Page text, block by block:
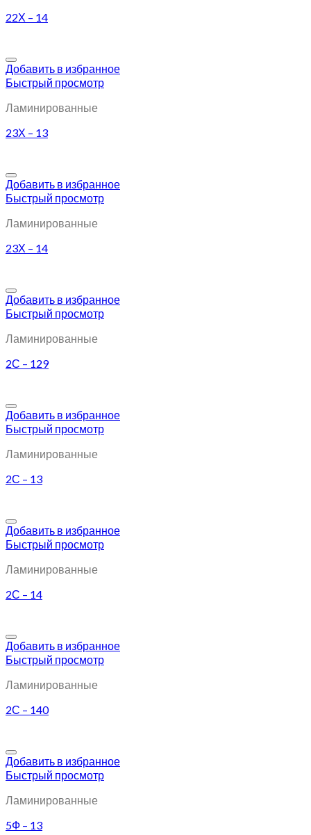
22Х – 14
Добавить в избранное
Быстрый просмотр
Ламинированные
23Х – 13
Добавить в избранное
Быстрый просмотр
Ламинированные
23Х – 14
Добавить в избранное
Быстрый просмотр
Ламинированные
2С – 129
Добавить в избранное
Быстрый просмотр
Ламинированные
2С – 13
Добавить в избранное
Быстрый просмотр
Ламинированные
2С – 14
Добавить в избранное
Быстрый просмотр
Ламинированные
2С – 140
Добавить в избранное
Быстрый просмотр
Ламинированные
5Ф – 13